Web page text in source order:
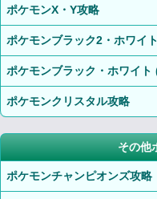
ポケモンX・Y攻略
ポケモンブラック2・ホワイ
ポケモンブラック・ホワイト
ポケモンクリスタル攻略
その他
ポケモンチャンピオンズ攻略